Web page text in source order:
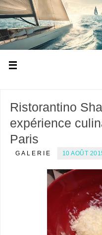
Ristorantino
expérience
Paris
GALERIE 10 AOÛT